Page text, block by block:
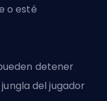
o esté
detener
del jugador